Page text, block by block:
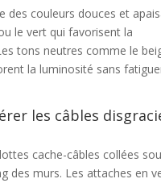
des couleurs douces et
le vert qui favorisent la
tons neutres comme le
la luminosité sans
les câbles
cache-câbles collées
des murs. Les attaches en